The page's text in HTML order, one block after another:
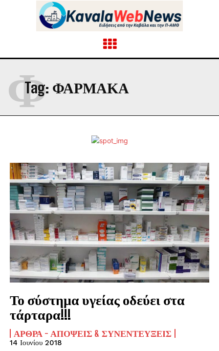
Tag: ΦΆΡΜΑΚΑ
Φ
Το σύστημα υγείας οδεύει στα
τάρταρα!!!
ΆΡΘΡΑ - ΑΠΌΨΕΙΣ & ΣΥΝΕΝΤΕΎΞΕΙΣ
14 Ιουνίου 2018